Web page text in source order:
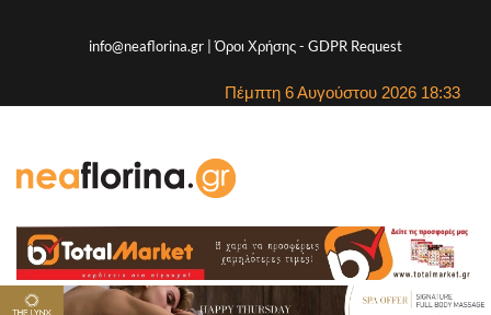
info@neaflorina.gr |Όροι Χρήσης- GDPR Request
Πέμπτη 6 Αυγούστου 2026 18:33